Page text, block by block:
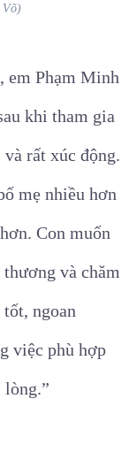
Võ)
em Phạm Minh
khi tham gia
rất xúc động.
mẹ nhiều hơn
Con muốn
và chăm
tốt, ngoan
việc phù hợp
lòng.”